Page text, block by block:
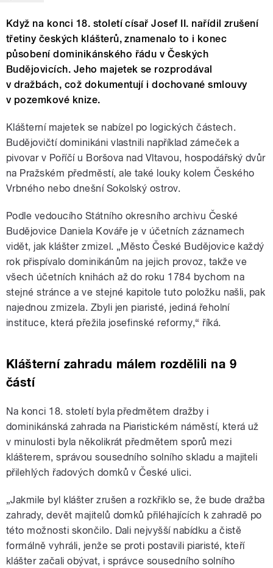
Když na konci 18. století císař Josef II. nařídil zrušení
třetiny českých klášterů, znamenalo to i konec
působení dominikánského řádu v Českých
Budějovicích. Jeho majetek se rozprodával
v dražbách, což dokumentují i dochované smlouvy
v pozemkové knize.
Klášterní majetek se nabízel po logických částech.
Budějovičtí dominikáni vlastnili například zámeček a
pivovar v Poříčí u Boršova nad Vltavou, hospodářský dvůr
na Pražském předměstí, ale také louky kolem Českého
Vrbného nebo dnešní Sokolský ostrov.
Podle vedoucího Státního okresního archivu České
Budějovice Daniela Kováře je v účetních záznamech
vidět, jak klášter zmizel. „Město České Budějovice každý
rok přispívalo dominikánům na jejich provoz, takže ve
všech účetních knihách až do roku 1784 bychom na
stejné stránce a ve stejné kapitole tuto položku našli, pak
najednou zmizela. Zbyli jen piaristé, jediná řeholní
instituce, která přežila josefinské reformy,“ říká.
Klášterní zahradu málem rozdělili na 9
částí
Na konci 18. století byla předmětem dražby i
dominikánská zahrada na Piaristickém náměstí, která už
v minulosti byla několikrát předmětem sporů mezi
klášterem, správou sousedního solního skladu a majiteli
přilehlých řadových domků v České ulici.
„Jakmile byl klášter zrušen a rozkřiklo se, že bude dražba
zahrady, devět majitelů domků přiléhajících k zahradě po
této možnosti skončilo. Dali nejvyšší nabídku a čistě
formálně vyhráli, jenže se proti postavili piaristé, kteří
klášter začali obývat, i správce sousedního solního